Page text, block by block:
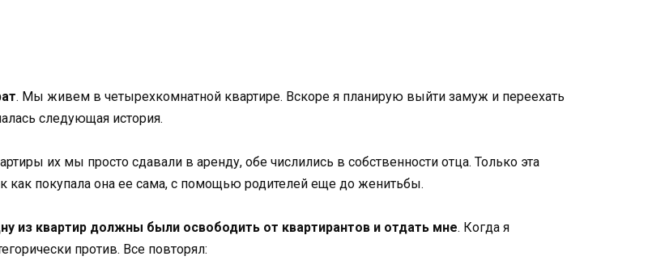
. Мы живем в четырехкомнатной квартире. Вскоре я планирую выйти замуж и переехать
следующая история.
их мы просто сдавали в аренду, обе числились в собственности отца. Только эта
как покупала она ее сама, с помощью родителей еще до женитьбы.
из квартир должны были освободить от квартирантов и отдать мне. Когда я
против. Все повторял: